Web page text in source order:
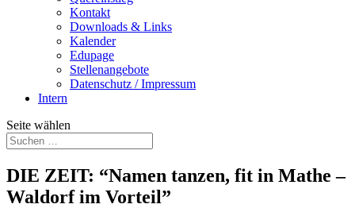
Kontakt
Downloads & Links
Kalender
Edupage
Stellenangebote
Datenschutz / Impressum
Intern
Seite wählen
DIE ZEIT: “Namen tanzen, fit in Mathe –
Waldorf im Vorteil”